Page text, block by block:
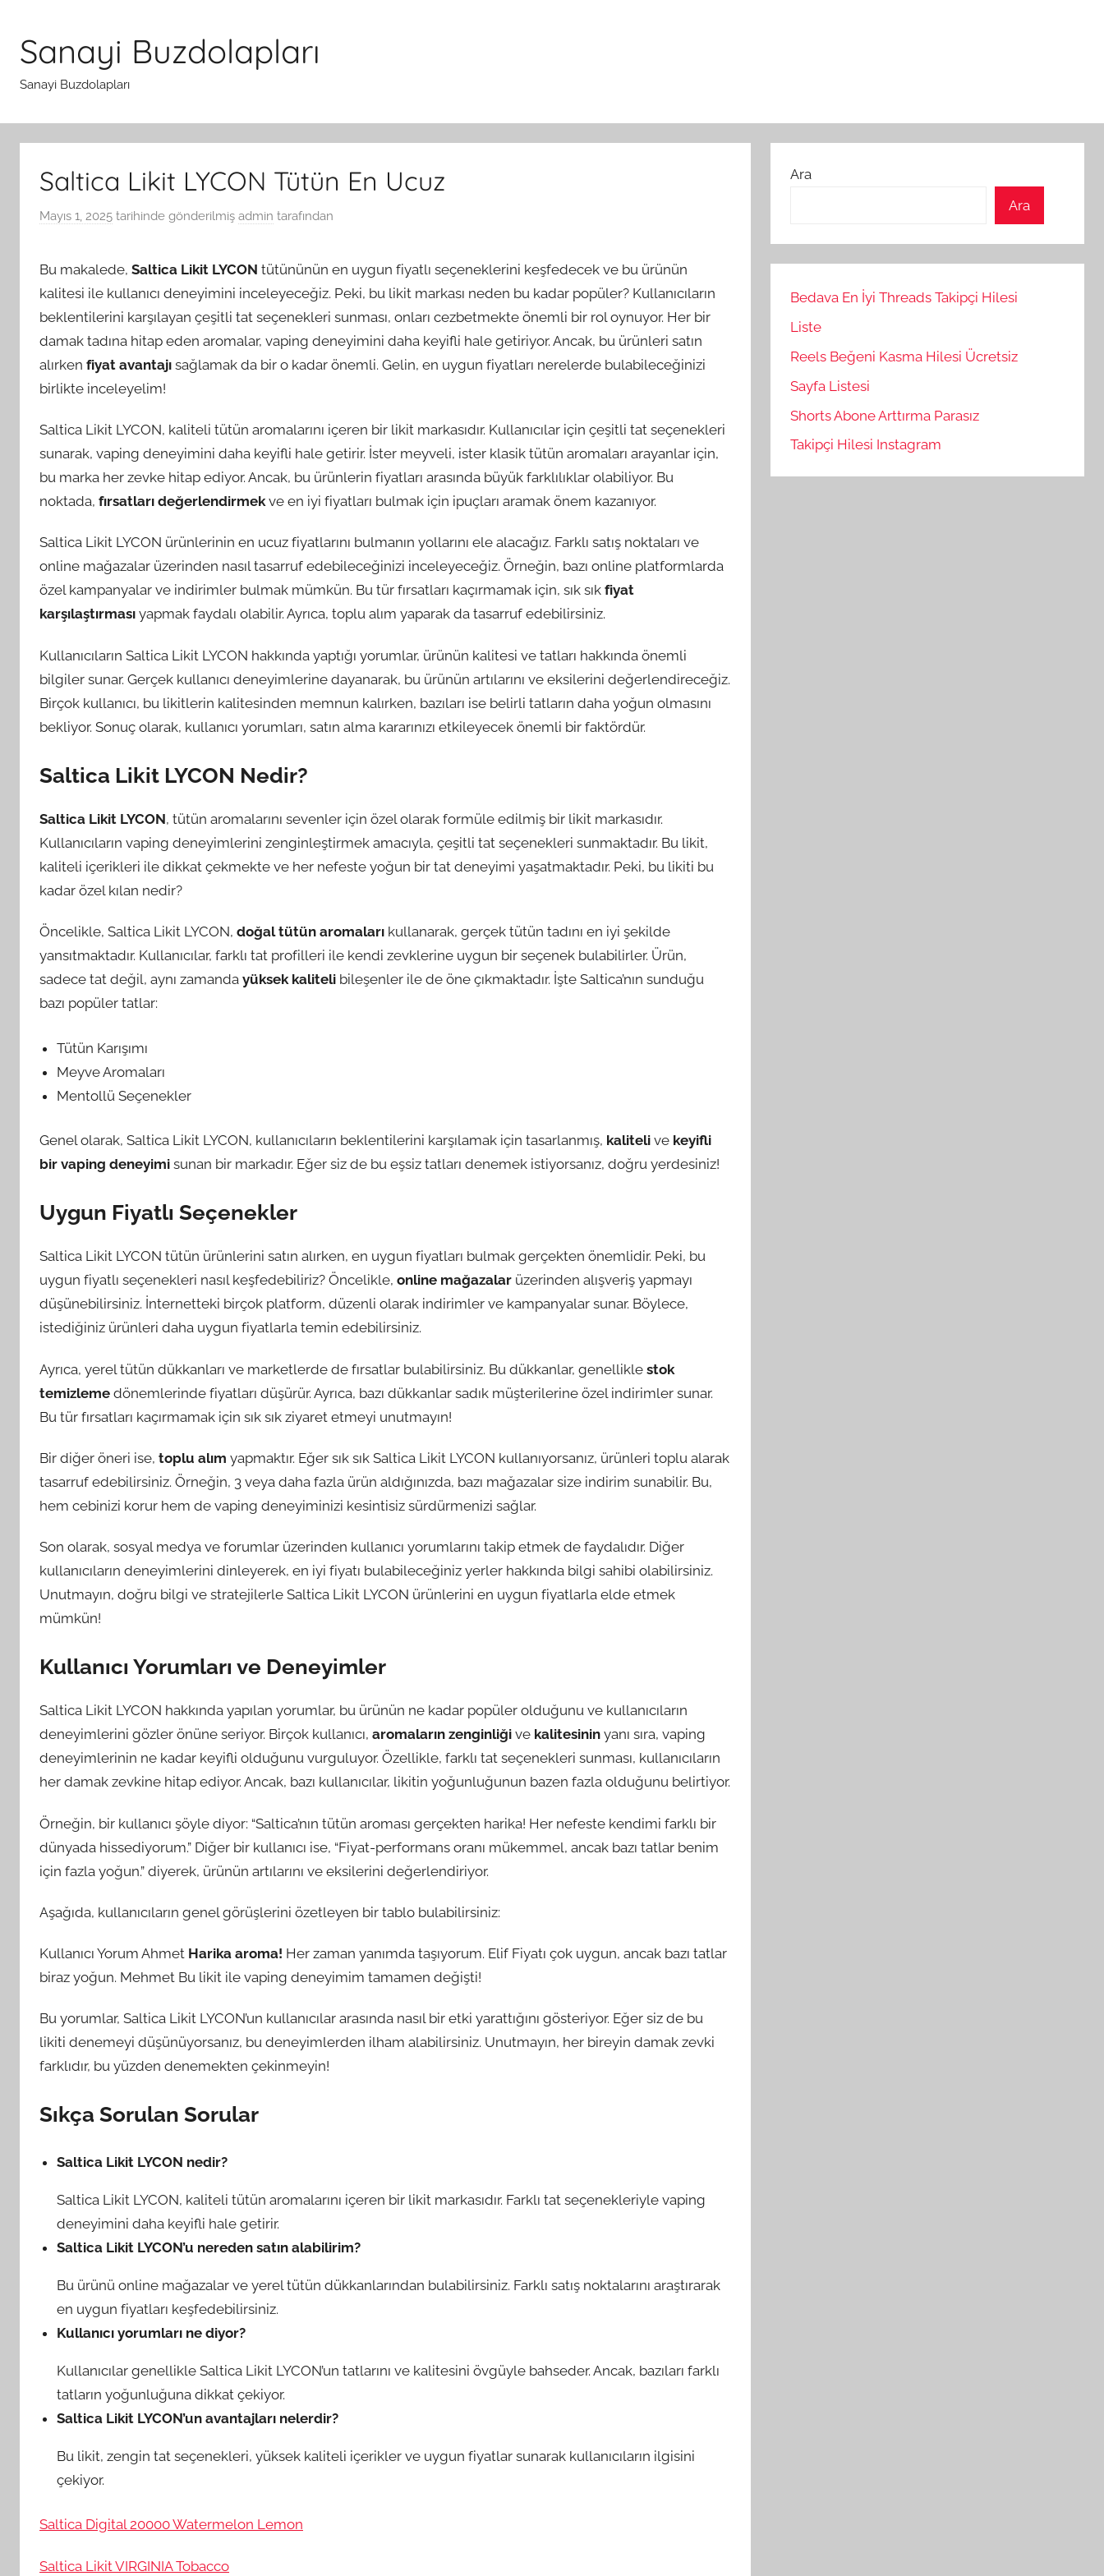
Sanayi Buzdolapları
Sanayi Buzdolapları
Saltica Likit LYCON Tütün En Ucuz
Mayıs 1, 2025 tarihinde gönderilmiş admin tarafından
Bu makalede, Saltica Likit LYCON tütününün en uygun fiyatlı seçeneklerini keşfedecek ve bu ürünün
kalitesi ile kullanıcı deneyimini inceleyeceğiz. Peki, bu likit markası neden bu kadar popüler? Kullanıcıların
beklentilerini karşılayan çeşitli tat seçenekleri sunması, onları cezbetmekte önemli bir rol oynuyor. Her bir
damak tadına hitap eden aromalar, vaping deneyimini daha keyifli hale getiriyor. Ancak, bu ürünleri satın
alırken fiyat avantajı sağlamak da bir o kadar önemli. Gelin, en uygun fiyatları nerelerde bulabileceğinizi
birlikte inceleyelim!
Saltica Likit LYCON, kaliteli tütün aromalarını içeren bir likit markasıdır. Kullanıcılar için çeşitli tat seçenekleri
sunarak, vaping deneyimini daha keyifli hale getirir. İster meyveli, ister klasik tütün aromaları arayanlar için,
bu marka her zevke hitap ediyor. Ancak, bu ürünlerin fiyatları arasında büyük farklılıklar olabiliyor. Bu
noktada, fırsatları değerlendirmekve en iyi fiyatları bulmak için ipuçları aramak önem kazanıyor.
Saltica Likit LYCON ürünlerinin en ucuz fiyatlarını bulmanın yollarını ele alacağız. Farklı satış noktaları ve
online mağazalar üzerinden nasıl tasarruf edebileceğinizi inceleyeceğiz. Örneğin, bazı online platformlarda
özel kampanyalar ve indirimler bulmak mümkün. Bu tür fırsatları kaçırmamak için, sık sık fiyat
karşılaştırması yapmak faydalı olabilir. Ayrıca, toplu alım yaparak da tasarruf edebilirsiniz.
Kullanıcıların Saltica Likit LYCON hakkında yaptığı yorumlar, ürünün kalitesi ve tatları hakkında önemli
bilgiler sunar. Gerçek kullanıcı deneyimlerine dayanarak, bu ürünün artılarını ve eksilerini değerlendireceğiz.
Birçok kullanıcı, bu likitlerin kalitesinden memnun kalırken, bazıları ise belirli tatların daha yoğun olmasını
bekliyor. Sonuç olarak, kullanıcı yorumları, satın alma kararınızı etkileyecek önemli bir faktördür.
Saltica Likit LYCON Nedir?
Saltica Likit LYCON, tütün aromalarını sevenler için özel olarak formüle edilmiş bir likit markasıdır.
Kullanıcıların vaping deneyimlerini zenginleştirmek amacıyla, çeşitli tat seçenekleri sunmaktadır. Bu likit,
kaliteli içerikleri ile dikkat çekmekte ve her nefeste yoğun bir tat deneyimi yaşatmaktadır. Peki, bu likiti bu
kadar özel kılan nedir?
Öncelikle, Saltica Likit LYCON, doğal tütün aromaları kullanarak, gerçek tütün tadını en iyi şekilde
yansıtmaktadır. Kullanıcılar, farklı tat profilleri ile kendi zevklerine uygun bir seçenek bulabilirler. Ürün,
sadece tat değil, aynı zamanda yüksek kaliteli bileşenler ile de öne çıkmaktadır. İşte Saltica’nın sunduğu
bazı popüler tatlar:
Tütün Karışımı
Meyve Aromaları
Mentollü Seçenekler
Genel olarak, Saltica Likit LYCON, kullanıcıların beklentilerini karşılamak için tasarlanmış, kaliteli ve keyifli
bir vaping deneyimi sunan bir markadır. Eğer siz de bu eşsiz tatları denemek istiyorsanız, doğru yerdesiniz!
Uygun Fiyatlı Seçenekler
Saltica Likit LYCON tütün ürünlerini satın alırken, en uygun fiyatları bulmak gerçekten önemlidir. Peki, bu
uygun fiyatlı seçenekleri nasıl keşfedebiliriz? Öncelikle, online mağazalar üzerinden alışveriş yapmayı
düşünebilirsiniz. İnternetteki birçok platform, düzenli olarak indirimler ve kampanyalar sunar. Böylece,
istediğiniz ürünleri daha uygun fiyatlarla temin edebilirsiniz.
Ayrıca, yerel tütün dükkanları ve marketlerde de fırsatlar bulabilirsiniz. Bu dükkanlar, genellikle stok
temizleme dönemlerinde fiyatları düşürür. Ayrıca, bazı dükkanlar sadık müşterilerine özel indirimler sunar.
Bu tür fırsatları kaçırmamak için sık sık ziyaret etmeyi unutmayın!
Bir diğer öneri ise, toplu alım yapmaktır. Eğer sık sık Saltica Likit LYCON kullanıyorsanız, ürünleri toplu alarak
tasarruf edebilirsiniz. Örneğin, 3 veya daha fazla ürün aldığınızda, bazı mağazalar size indirim sunabilir. Bu,
hem cebinizi korur hem de vaping deneyiminizi kesintisiz sürdürmenizi sağlar.
Son olarak, sosyal medya ve forumlar üzerinden kullanıcı yorumlarını takip etmek de faydalıdır. Diğer
kullanıcıların deneyimlerini dinleyerek, en iyi fiyatı bulabileceğiniz yerler hakkında bilgi sahibi olabilirsiniz.
Unutmayın, doğru bilgi ve stratejilerle Saltica Likit LYCON ürünlerini en uygun fiyatlarla elde etmek
mümkün!
Kullanıcı Yorumları ve Deneyimler
Saltica Likit LYCON hakkında yapılan yorumlar, bu ürünün ne kadar popüler olduğunu ve kullanıcıların
deneyimlerini gözler önüne seriyor. Birçok kullanıcı, aromaların zenginliği ve kalitesinin yanı sıra, vaping
deneyimlerinin ne kadar keyifli olduğunu vurguluyor. Özellikle, farklı tat seçenekleri sunması, kullanıcıların
her damak zevkine hitap ediyor. Ancak, bazı kullanıcılar, likitin yoğunluğunun bazen fazla olduğunu belirtiyor.
Örneğin, bir kullanıcı şöyle diyor: “Saltica’nın tütün aroması gerçekten harika! Her nefeste kendimi farklı bir
dünyada hissediyorum.” Diğer bir kullanıcı ise, “Fiyat-performans oranı mükemmel, ancak bazı tatlar benim
için fazla yoğun.” diyerek, ürünün artılarını ve eksilerini değerlendiriyor.
Aşağıda, kullanıcıların genel görüşlerini özetleyen bir tablo bulabilirsiniz:
Kullanıcı Yorum Ahmet Harika aroma! Her zaman yanımda taşıyorum. Elif Fiyatı çok uygun, ancak bazı tatlar
biraz yoğun. Mehmet Bu likit ile vaping deneyimim tamamen değişti!
Bu yorumlar, Saltica Likit LYCON’un kullanıcılar arasında nasıl bir etki yarattığını gösteriyor. Eğer siz de bu
likiti denemeyi düşünüyorsanız, bu deneyimlerden ilham alabilirsiniz. Unutmayın, her bireyin damak zevki
farklıdır, bu yüzden denemekten çekinmeyin!
Sıkça Sorulan Sorular
Saltica Likit LYCON nedir?
Saltica Likit LYCON, kaliteli tütün aromalarını içeren bir likit markasıdır. Farklı tat seçenekleriyle vaping
deneyimini daha keyifli hale getirir.
Saltica Likit LYCON’u nereden satın alabilirim?
Bu ürünü online mağazalar ve yerel tütün dükkanlarından bulabilirsiniz. Farklı satış noktalarını araştırarak
en uygun fiyatları keşfedebilirsiniz.
Kullanıcı yorumları ne diyor?
Kullanıcılar genellikle Saltica Likit LYCON’un tatlarını ve kalitesini övgüyle bahseder. Ancak, bazıları farklı
tatların yoğunluğuna dikkat çekiyor.
Saltica Likit LYCON’un avantajları nelerdir?
Bu likit, zengin tat seçenekleri, yüksek kaliteli içerikler ve uygun fiyatlar sunarak kullanıcıların ilgisini
çekiyor.
Saltica Digital 20000 Watermelon Lemon
Saltica Likit VIRGINIA Tobacco
Ara
Ara
Bedava En İyi Threads Takipçi Hilesi
Liste
Reels Beğeni Kasma Hilesi Ücretsiz
Sayfa Listesi
Shorts Abone Arttırma Parasız
Takipçi Hilesi Instagram